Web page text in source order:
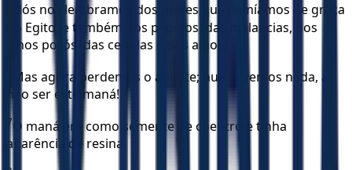
Nós nos lembramos dos peixes que comíamos de graça
no Egito, e também dos pepinos, das melancias, dos
alhos porós, das cebolas e dos alhos.
Mas agora perdemos o apetite; nunca vemos nada, a
não ser este maná! "
7O maná era como semente de coentro e tinha
aparência de resina.